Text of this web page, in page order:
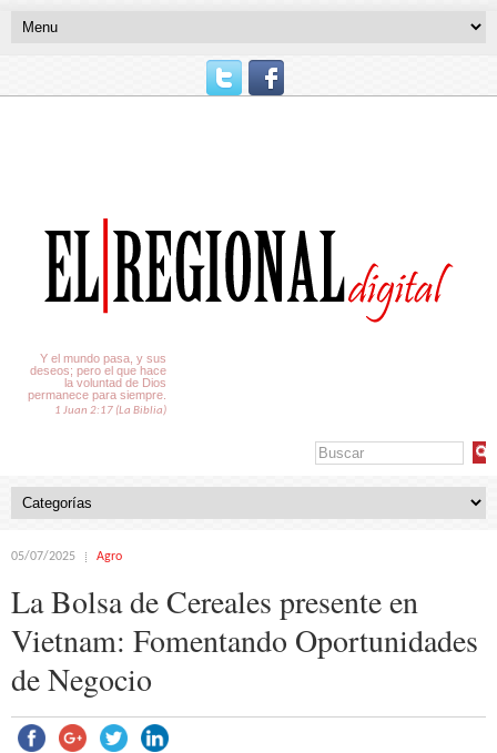
Y el mundo pasa, y sus
deseos; pero el que hace
la voluntad de Dios
permanece para siempre.
1 Juan 2:17 (La Biblia)
05/07/2025 Agro
La Bolsa de Cereales presente en
Vietnam: Fomentando Oportunidades
de Negocio